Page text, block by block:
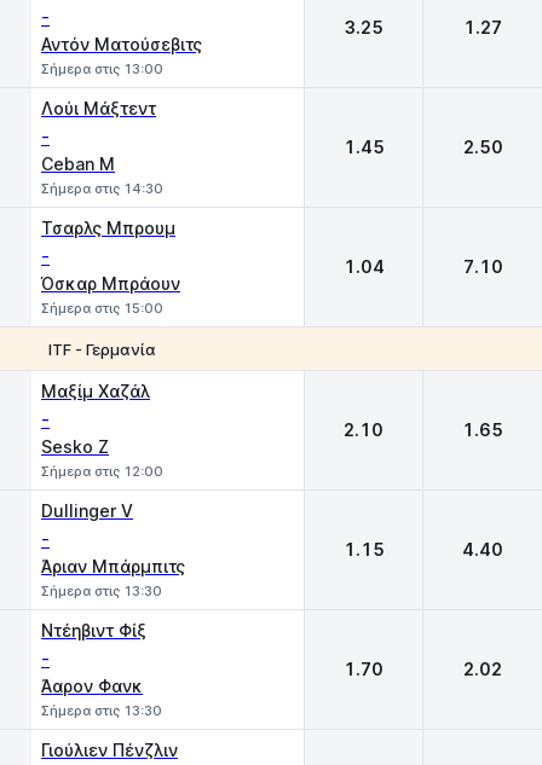
-
Αντόν Ματούσεβιτς
Σήμερα στις 13:00
3.25 1.27
Λούι Μάξτεντ
-
Ceban M
Σήμερα στις 14:30
1.45 2.50
Τσαρλς Μπρουμ
-
Όσκαρ Μπράουν
Σήμερα στις 15:00
1.04 7.10
ITF - Γερμανία
Μαξίμ Χαζάλ
-
Sesko Z
Σήμερα στις 12:00
2.10 1.65
Dullinger V
-
Άριαν Μπάρμπιτς
Σήμερα στις 13:30
1.15 4.40
Ντέηβιντ Φίξ
-
Άαρον Φανκ
Σήμερα στις 13:30
1.70 2.02
Γιούλιεν Πένζλιν